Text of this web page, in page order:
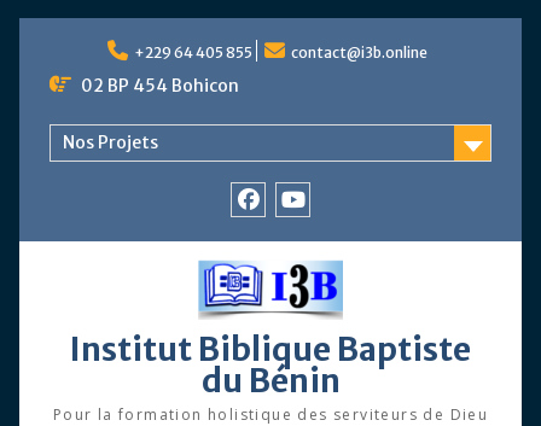
content
+229 64 405 855 contact@i3b.online
02 BP 454 Bohicon
Nos Projets
Youtube
Institut Biblique Baptiste
du Bénin
Pour la formation holistique des serviteurs de Dieu